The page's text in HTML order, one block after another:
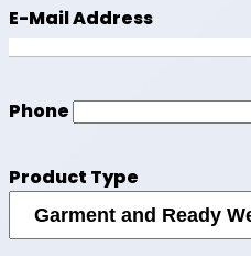
E-Mail Address
Phone
Product Type